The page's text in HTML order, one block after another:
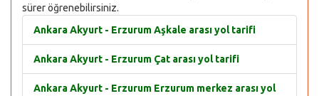
sürer öğrenebilirsiniz.
Ankara Akyurt - Erzurum Aşkale arası yol tarifi
Ankara Akyurt - Erzurum Çat arası yol tarifi
Ankara Akyurt - Erzurum Erzurum merkez arası yol